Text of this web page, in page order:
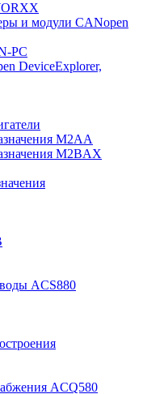
и модули CANopen
PC
DeviceExplorer,
M2AA
M2BAX
ACS880
ACQ580